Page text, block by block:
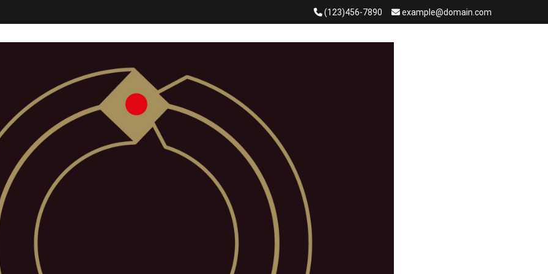
(123)456-7890 example@domain.com